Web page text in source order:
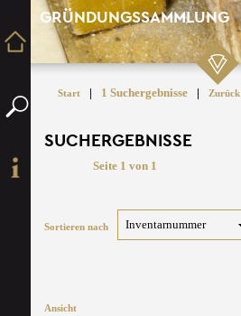
GRÜNDUNGSSAMMLUNG
Start | 1 Suchergebnisse | Zurück
SUCHERGEBNISSE
Seite 1 von 1
Sortieren nach
Ansicht